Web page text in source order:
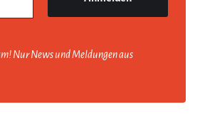
Nur News und Meldungen aus